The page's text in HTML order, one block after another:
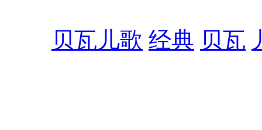
贝瓦儿歌 经典 贝瓦